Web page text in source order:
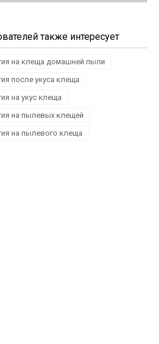
также интересует
на клеща домашней пыли
после укуса клеща
на укус клеща
на пылевых клещей
на пылевого клеща